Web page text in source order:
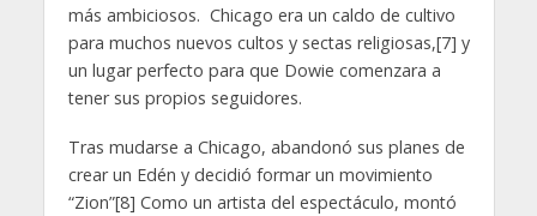
más ambiciosos. Chicago era un caldo de cultivo
para muchos nuevos cultos y sectas religiosas,[7] y
un lugar perfecto para que Dowie comenzara a
tener sus propios seguidores.
Tras mudarse a Chicago, abandonó sus planes de
crear un Edén y decidió formar un movimiento
“Zion”[8] Como un artista del espectáculo, montó